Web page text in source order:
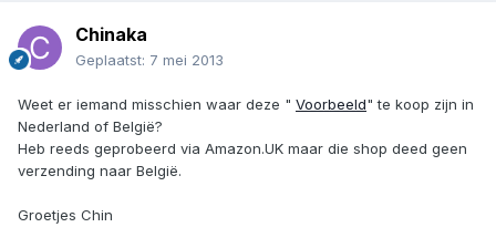
Chinaka
Geplaatst: 7 mei 2013
Weet er iemand misschien waar deze " Voorbeeld" te koop zijn in
Nederland of België?
Heb reeds geprobeerd via Amazon.UK maar die shop deed geen
verzending naar België.
Groetjes Chin